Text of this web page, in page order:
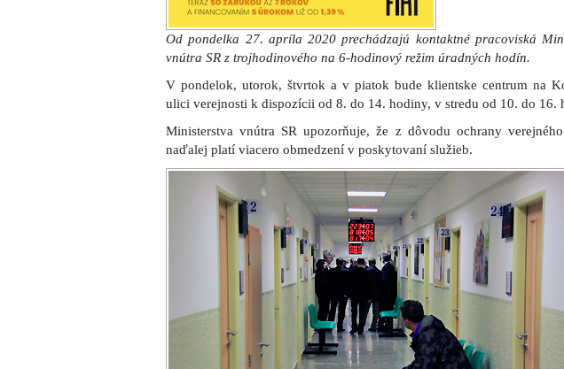
Od pondelka 27. apríla 2020 prechádzajú kontaktné pracoviská
vnútra SR z trojhodinového na 6-hodinový režim úradných hodín.
V pondelok, utorok, štvrtok a v piatok bude klientske centrum na
ulici verejnosti k dispozícii od 8. do 14. hodiny, v stredu od 10. do 16.
Ministerstva vnútra SR upozorňuje, že z dôvodu ochrany
naďalej platí viacero obmedzení v poskytovaní služieb.